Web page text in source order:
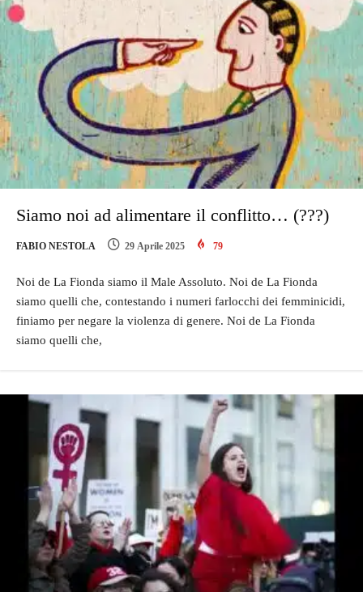
Siamo noi ad alimentare il conflitto… (???)
FABIO NESTOLA 29 Aprile 2025 79
Noi de La Fionda siamo il Male Assoluto. Noi de La Fionda
siamo quelli che, contestando i numeri farlocchi dei femminicidi,
finiamo per negare la violenza di genere. Noi de La Fionda
siamo quelli che,